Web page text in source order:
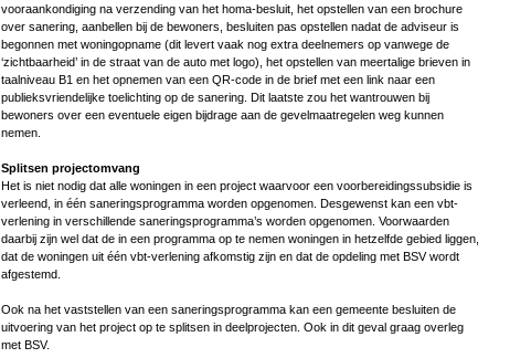
vooraankondiging na verzending van het homa-besluit, het opstellen van een brochure
over sanering, aanbellen bij de bewoners, besluiten pas opstellen nadat de adviseur is
begonnen met woningopname (dit levert vaak nog extra deelnemers op vanwege de
‘zichtbaarheid’ in de straat van de auto met logo), het opstellen van meertalige brieven in
taalniveau B1 en het opnemen van een QR-code in de brief met een link naar een
publieksvriendelijke toelichting op de sanering. Dit laatste zou het wantrouwen bij
bewoners over een eventuele eigen bijdrage aan de gevelmaatregelen weg kunnen
nemen.
Splitsen projectomvang
Het is niet nodig dat alle woningen in een project waarvoor een voorbereidingssubsidie is
verleend, in één saneringsprogramma worden opgenomen. Desgewenst kan een vbt-
verlening in verschillende saneringsprogramma’s worden opgenomen. Voorwaarden
daarbij zijn wel dat de in een programma op te nemen woningen in hetzelfde gebied liggen,
dat de woningen uit één vbt-verlening afkomstig zijn en dat de opdeling met BSV wordt
afgestemd.
Ook na het vaststellen van een saneringsprogramma kan een gemeente besluiten de
uitvoering van het project op te splitsen in deelprojecten. Ook in dit geval graag overleg
met BSV.